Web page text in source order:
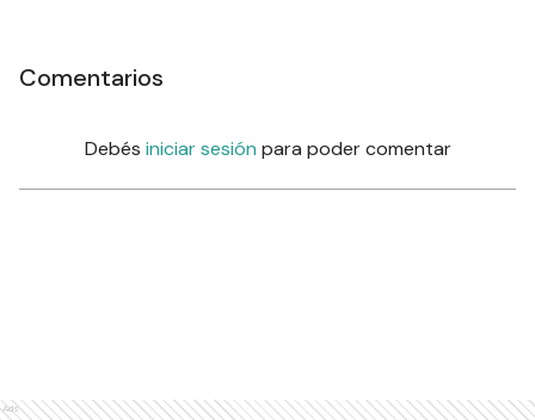
Comentarios
Debés iniciar sesión para poder comentar
Ads